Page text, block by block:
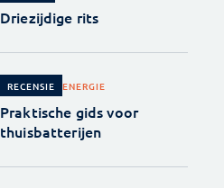
Driezijdige rits
RECENSIE ENERGIE
Praktische gids voor
thuisbatterijen